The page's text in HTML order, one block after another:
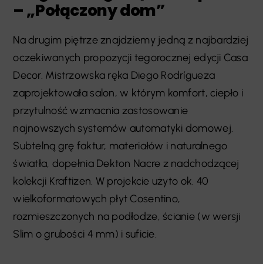
– „Połączony dom”
Na drugim piętrze znajdziemy jedną z najbardziej
oczekiwanych propozycji tegorocznej edycji Casa
Decor. Mistrzowska ręka Diego Rodrígueza
zaprojektowała salon, w którym komfort, ciepło i
przytulność wzmacnia zastosowanie
najnowszych systemów automatyki domowej.
Subtelną grę faktur, materiałów i naturalnego
światła, dopełnia Dekton Nacre z nadchodzącej
kolekcji Kraftizen. W projekcie użyto ok. 40
wielkoformatowych płyt Cosentino,
rozmieszczonych na podłodze, ścianie (w wersji
Slim o grubości 4 mm) i suficie.